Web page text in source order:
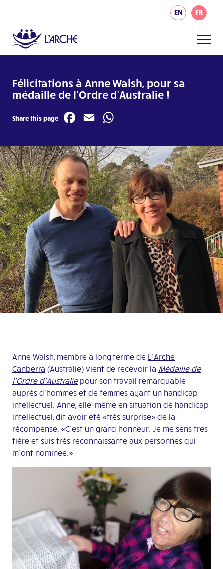
EN FR
Félicitations à Anne Walsh, pour sa
médaille de l’Ordre d’Australie !
Share this page Facebook
Email
Anne Walsh, membre à long terme de L’Arche
Canberra (Australie) vient de recevoir la Médaille de
l’Ordre d’Australiepour son travail remarquable
auprès d’hommes et de femmes ayant un handicap
intellectuel. Anne, elle-même en situation de handicap
intellectuel, dit avoir été «très surprise» de la
récompense. «C’est un grand honneur. Je me sens très
fière et suis très reconnaissante aux personnes qui
m’ont nominée.»